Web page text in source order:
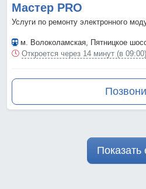
Мастер PRO
Услуги по ремонту электронного
м. Волоколамская, Пятницкое
Откроется через 14 минут (в 09:00)